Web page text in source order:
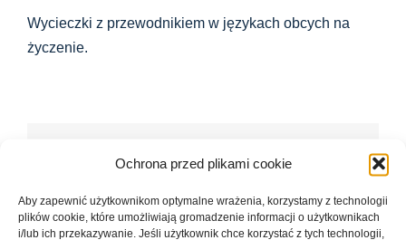
Ochrona przed plikami cookie
Aby zapewnić użytkownikom optymalne wrażenia, korzystamy z technologii
plików cookie, które umożliwiają gromadzenie informacji o użytkownikach
i/lub ich przekazywanie. Jeśli użytkownik chce korzystać z tych technologii,
Wycieczki z przewodnikiem w językach obcych na
życzenie.
Diesen Beitrag teilen...
Facebook
X LinkedInWhatsAppTelegram
E-
mail